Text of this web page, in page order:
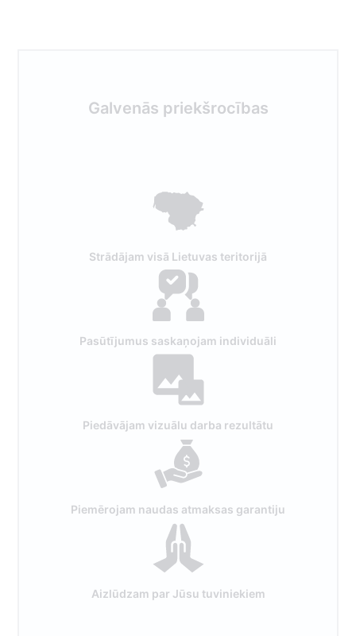
Galvenās priekšrocības
Strādājam visā Lietuvas teritorijā
Pasūtījumus saskaņojam individuāli
Piedāvājam vizuālu darba rezultātu
Piemērojam naudas atmaksas garantiju
Aizlūdzam par Jūsu tuviniekiem